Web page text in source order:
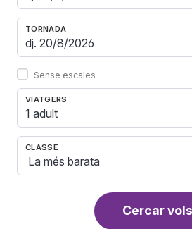
TORNADA
Sense escales
VIATGERS
1 adult
CLASSE
Cercar vols